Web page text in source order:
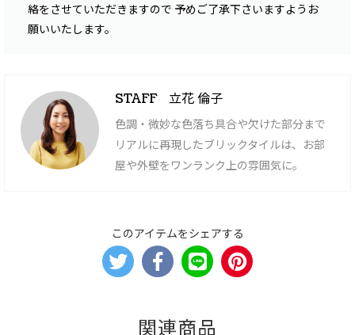
絡をさせていただきますので 予めご了承下さいますようお
願いいたします。
STAFF 立花 倫子
色調・微妙な色落ち具合や欠けた部分まで
リアルに再現したブリックタイルは、お部
屋や外壁をワンランク上の雰囲気に。
このアイテムをシェアする
関連商品